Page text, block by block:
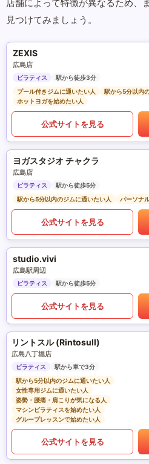
店舗によって特徴が異なるため、
見つけてみましょう。
ZEXIS
広島店
ピラティス
駅から徒歩3分
プール付きジムに通いたい人
駅から5分以内
ホットヨガを始めたい人
公式サイトを見る
ヨガスタジオ チャクラ
広島店
ピラティス
駅から徒歩5分
駅から5分以内のジムに通いたい人
パーソナ
公式サイトを見る
studio.vivi
広島駅周辺
ピラティス 駅から徒歩5分
公式サイトを見る
リントスル (Rintosull)
広島八丁堀店
ピラティス
駅から車で3分
駅から5分以内のジムに通いたい人
女性専用ジムに通いたい人
姿勢・腰痛・肩こりが気になる人
マシンピラティスを始めたい人
グループレッスンで始めたい人
公式サイトを見る